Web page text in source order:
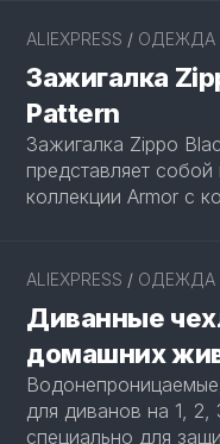
ALIEXPRESS / ОДЕЖДА
Зажигалка
Pattern
Зажигалка Zippo
представляет
коллекции Armor с
ALIEXPRESS / ОДЕЖДА
Диванные
домашних
для диванов на 1, 2,
специально для